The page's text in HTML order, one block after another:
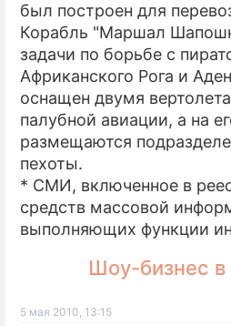
был построен для
Корабль "Маршал
задачи по борьбе с
Африканского Рога и
оснащен двумя
палубной авиации, а на
размещаются
пехоты.
* СМИ, включенное в
средств массовой
выполняющих функции
Шоу-бизнес в
5 мая 2010, 13:15